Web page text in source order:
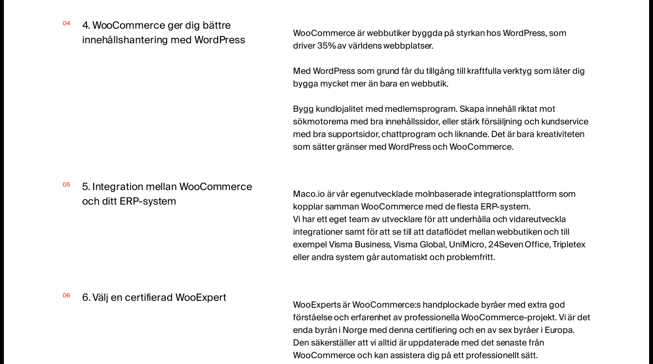
4. WooCommerce ger dig bättre
innehållshantering med WordPress
WooCommerce är webbutiker byggda på styrkan hos WordPress, som
driver 35% av världens webbplatser.
Med WordPress som grund får du tillgång till kraftfulla verktyg som låter dig
bygga mycket mer än bara en webbutik.
Bygg kundlojalitet med medlemsprogram. Skapa innehåll riktat mot
sökmotorerna med bra innehållssidor, eller stärk försäljning och kundservice
med bra supportsidor, chattprogram och liknande. Det är bara kreativiteten
som sätter gränser med WordPress och WooCommerce.
5. Integration mellan WooCommerce
och ditt ERP-system
Maco.io är vår egenutvecklade molnbaserade integrationsplattform som
kopplar samman WooCommerce med de flesta ERP-system.
Vi har ett eget team av utvecklare för att underhålla och vidareutveckla
integrationer samt för att se till att dataflödet mellan webbutiken och till
exempel Visma Business, Visma Global, UniMicro, 24Seven Office, Tripletex
eller andra system går automatiskt och problemfritt.
6. Välj en certifierad WooExpert
WooExperts är WooCommerce:s handplockade byråer med extra god
förståelse och erfarenhet av professionella WooCommerce-projekt. Vi är det
enda byrån i Norge med denna certifiering och en av sex byråer i Europa.
Den säkerställer att vi alltid är uppdaterade med det senaste från
WooCommerce och kan assistera dig på ett professionellt sätt.